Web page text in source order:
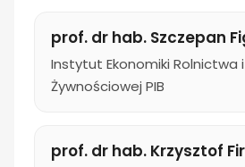
prof. dr hab. Szczepan
Instytut Ekonomiki Rolnictwa
Żywnościowej PIB
prof. dr hab. Krzysztof